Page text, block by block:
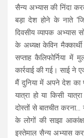
सैन्य अभ्यास की निंदा
बड़ा देश होने के नाते
दिवसीय व्यापक अभ्यास
के अध्यक्ष केविन
सप्ताह कैलिफोर्निया
कार्रवाई की गई। साई ने
मैं दुनिया में अपने देश का
यात्रा हो या किसी
दोस्तों से बातचीत
के लोगों की साझा
इस्तेमाल सैन्य अभ्यास